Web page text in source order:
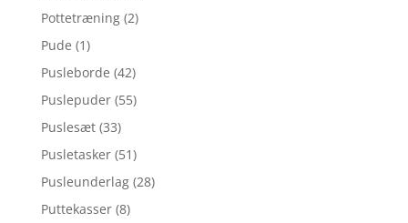
Pottetræning (2)
Pude (1)
Pusleborde (42)
Puslepuder (55)
Puslesæt (33)
Pusletasker (51)
Pusleunderlag (28)
Puttekasser (8)